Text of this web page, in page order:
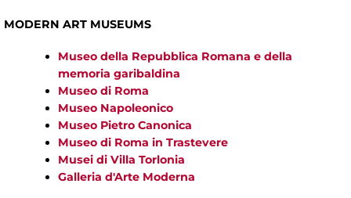
MODERN ART MUSEUMS
Museo della Repubblica Romana e della
memoria garibaldina
Museo di Roma
Museo Napoleonico
Museo Pietro Canonica
Museo di Roma in Trastevere
Musei di Villa Torlonia
Galleria d'Arte Moderna